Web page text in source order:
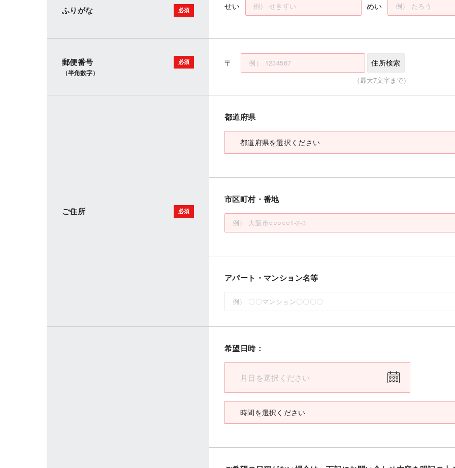
ふりがな せい めい
郵便番号
（半角数字）
〒
（最大7文字まで）
住所検索
ご住所
都道府県
市区町村・番地
アパート・マンション名等
希望日時：